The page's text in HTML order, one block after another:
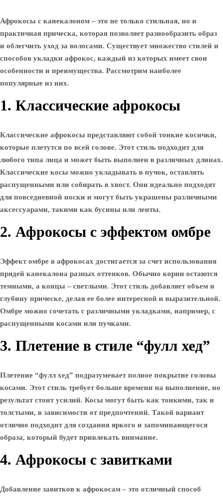
Афрокосы с канекалоном – это не только стильная, но и
практичная прическа, которая позволяет разнообразить образ
и облегчить уход за волосами. Существует множество стилей и
способов укладки афрокос, каждый из которых имеет свои
особенности и преимущества. Рассмотрим наиболее
популярные из них.
1. Классические афрокосы
Классические афрокосы представляют собой тонкие косички,
которые плетутся по всей голове. Этот стиль подходит для
любого типа лица и может быть выполнен в различных длинах.
Классические косы можно укладывать в пучок, оставлять
распущенными или собирать в хвост. Они идеально подходят
для повседневной носки и могут быть украшены различными
аксессуарами, такими как бусины или ленты.
2. Афрокосы с эффектом омбре
Эффект омбре в афрокосах достигается за счет использования
прядей канекалона разных оттенков. Обычно корни остаются
темными, а концы – светлыми. Этот стиль добавляет объем и
глубину прическе, делая ее более интересной и выразительной.
Омбре можно сочетать с различными укладками, например, с
распущенными косами или пучками.
3. Плетение в стиле “фулл хед”
Плетение “фулл хед” подразумевает полное покрытие головы
косами. Этот стиль требует больше времени на выполнение, но
результат стоит усилий. Косы могут быть как тонкими, так и
толстыми, в зависимости от предпочтений. Такой вариант
отлично подходит для создания яркого и запоминающегося
образа, который будет привлекать внимание.
4. Афрокосы с завитками
Добавление завитков к афрокосам – это отличный способ